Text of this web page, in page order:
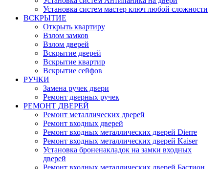
Установка систем мастер ключ любой сложности
ВСКРЫТИЕ
Открыть квартиру
Взлом замков
Взлом дверей
Вскрытие дверей
Вскрытие квартир
Вскрытие сейфов
РУЧКИ
Замена ручек двери
Ремонт дверных ручек
РЕМОНТ ДВЕРЕЙ
Ремонт металлических дверей
Ремонт входных дверей
Ремонт входных металлических дверей Dierre
Ремонт входных металлических дверей Kaiser
Установка броненакладок на замки входных
дверей
Ремонт входных металлических дверей Бастион